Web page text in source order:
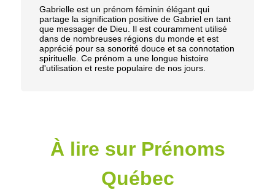
Gabrielle est un prénom féminin élégant qui
partage la signification positive de Gabriel en tant
que messager de Dieu. Il est couramment utilisé
dans de nombreuses régions du monde et est
apprécié pour sa sonorité douce et sa connotation
spirituelle. Ce prénom a une longue histoire
d'utilisation et reste populaire de nos jours.
À lire sur Prénoms
Québec